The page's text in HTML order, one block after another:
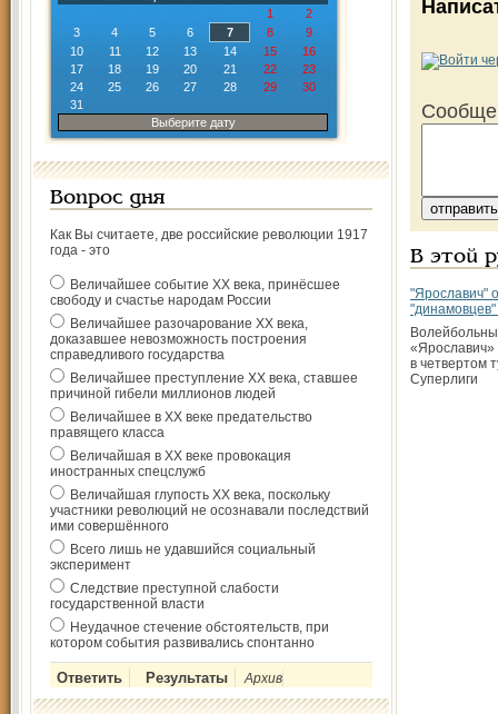
1
2
3
4 5 6 7 8
9
10
11 12 13 14 15
16
17
18 19 20 21 22
23
24
25 26 27 28 29
30
31
Выберите дату
Вопрос дня
Как Вы считаете, две российские революции 1917
года - это
Величайшее событие ХХ века, принёсшее
свободу и счастье народам России
Величайшее разочарование ХХ века,
доказавшее невозможность построения
справедливого государства
Величайшее преступление ХХ века, ставшее
причиной гибели миллионов людей
Величайшее в ХХ веке предательство
правящего класса
Величайшая в ХХ веке провокация
иностранных спецслужб
Величайшая глупость ХХ века, поскольку
участники революций не осознавали последствий
ими совершённого
Всего лишь не удавшийся социальный
эксперимент
Следствие преступной слабости
государственной власти
Неудачное стечение обстоятельств, при
котором события развивались спонтанно
Архив
В этой
"Ярославич"
в четвертом
Суперлиги